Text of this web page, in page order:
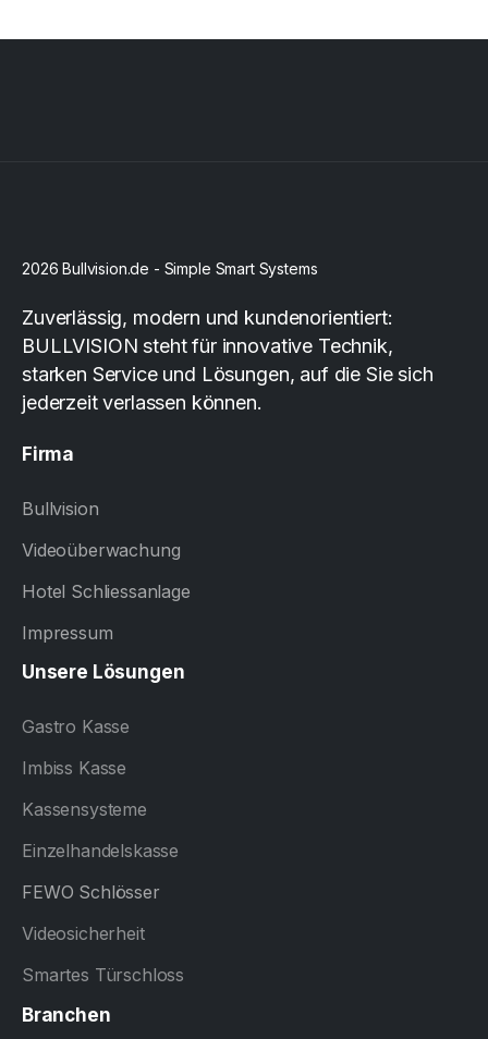
2026 Bullvision.de - Simple Smart Systems
Zuverlässig, modern und kundenorientiert:
BULLVISION steht für innovative Technik,
starken Service und Lösungen, auf die Sie sich
jederzeit verlassen können.
Firma
Bullvision
Videoüberwachung
Hotel Schliessanlage
Impressum
Unsere Lösungen
Gastro Kasse
Imbiss Kasse
Kassensysteme
Einzelhandelskasse
FEWO Schlösser
Videosicherheit
Smartes Türschloss
Branchen